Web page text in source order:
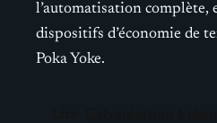
l’automatisation complète,
dispositifs d’économie de
Poka Yoke.